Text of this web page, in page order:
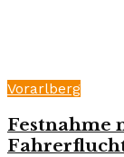
Vorarlberg
Festnahme